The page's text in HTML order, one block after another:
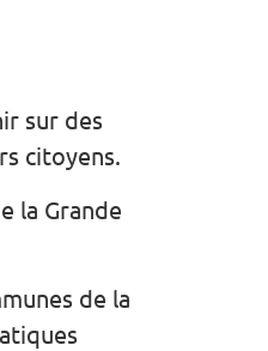
sur des
citoyens.
la Grande
de la